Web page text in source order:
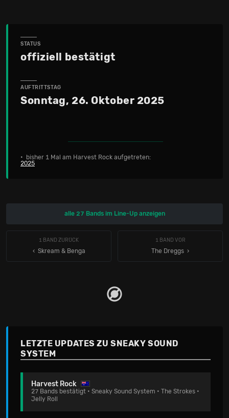
STATUS
offiziell bestätigt
AUFTRITTSTAG
Sonntag, 26. Oktober 2025
• bisher 1 Mal am Harvest Rock aufgetreten:
2025
alle 27 Bands im Line-Up anzeigen
1 BAND ZURÜCK
‹ Skream & Benga
1 BAND VOR
The Dreggs
LETZTE UPDATES ZU SNEAKY SOUND
SYSTEM
Harvest Rock
27 Bands bestätigt • Sneaky Sound System • The Strokes •
Jelly Roll